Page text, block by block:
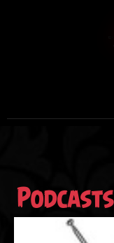
Podcasts